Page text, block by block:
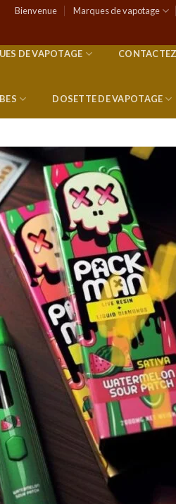
Bienvenue Marques de vapotage
DE VAPOTAGE
DOSETTE DE VAPOTAGE